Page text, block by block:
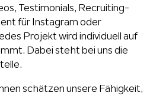
Testimonials, Recruiting-
für Instagram oder
Projekt wird individuell auf
Dabei steht bei uns die
schätzen unsere Fähigkeit,